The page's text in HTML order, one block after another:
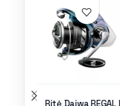
Ritė Daiwa REGAL